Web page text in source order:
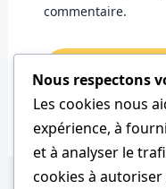
commentaire.
Nous respectons
Les cookies nous
expérience, à
et à analyser le
cookies à